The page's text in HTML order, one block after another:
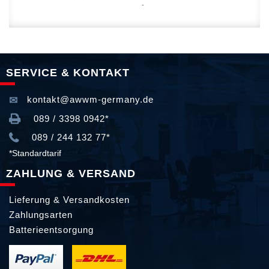
SERVICE & KONTAKT
kontakt@awwm-germany.de
089 / 3398 0942*
089 / 244 132 77*
*Standardtarif
ZAHLUNG & VERSAND
Lieferung & Versandkosten
Zahlungsarten
Batterieentsorgung